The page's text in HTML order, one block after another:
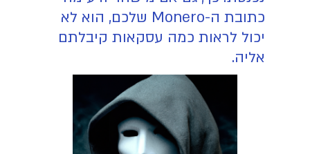
כתובת ה-Monero שלכם, הוא לא
יכול לראות כמה עסקאות קיבלתם
אליה.